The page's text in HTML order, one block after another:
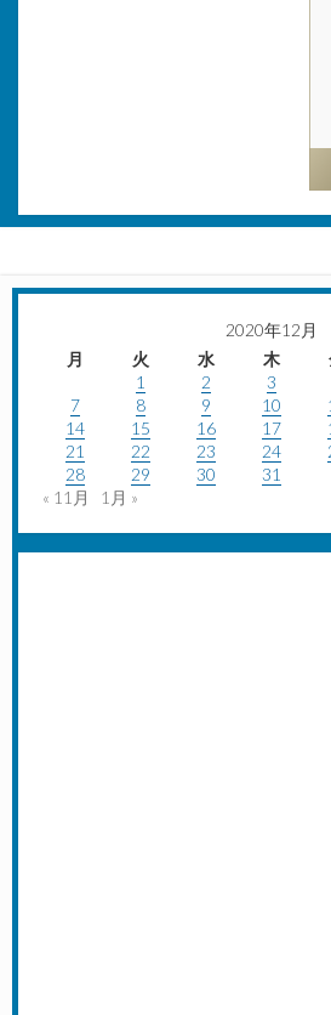
2020年12月
月
火 水 木
1
2 3
7
8 9 10
14
15 16 17
21
22 23 24
28
29 30
31
« 11月
1月 »